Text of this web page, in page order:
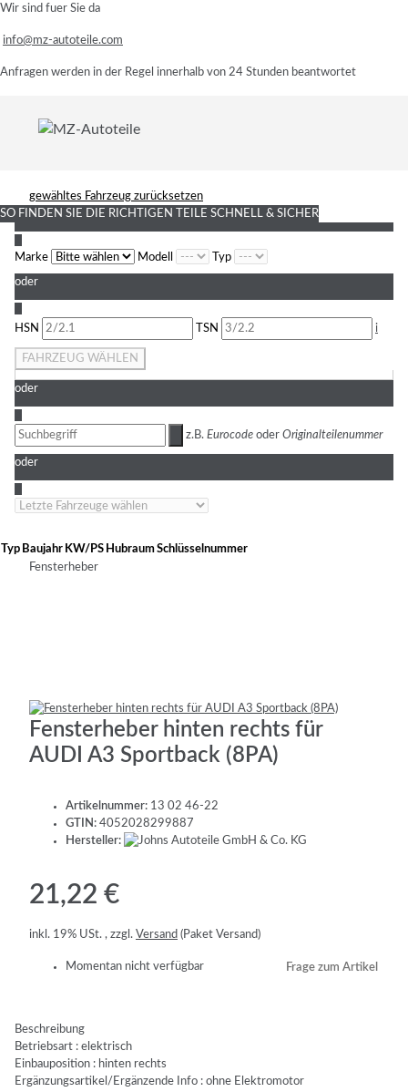
Wir sind fuer Sie da
info@mz-autoteile.com
Anfragen werden in der Regel innerhalb von 24 Stunden beantwortet
gewähltes Fahrzeug zurücksetzen
SO FINDEN SIE DIE RICHTIGEN TEILE SCHNELL & SICHER
Marke
Modell Typ
oder
HSN
TSN i
FAHRZEUG WÄHLEN
oder
z.B. Eurocode oder Originalteilenummer
oder
Typ Baujahr KW/PS HubraumSchlüsselnummer
Fensterheber
Fensterheber hinten rechts für
AUDI A3 Sportback (8PA)
Artikelnummer: 13 02 46-22
GTIN: 4052028299887
Hersteller:
21,22 €
inkl. 19% USt. , zzgl. Versand (Paket Versand)
Momentan nicht verfügbar Frage zum Artikel
Beschreibung
Betriebsart : elektrisch
Einbauposition : hinten rechts
Ergänzungsartikel/Ergänzende Info : ohne Elektromotor